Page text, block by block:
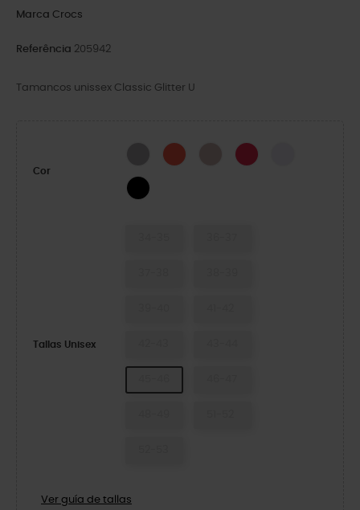
Marca Crocs
Referência 205942
Tamancos unissex Classic Glitter U
Cor
Silver GlitterCherry RedQuartz GlitterDigital Raspberry GL
Black Glitter
Tallas Unisex
Ver guía de tallas